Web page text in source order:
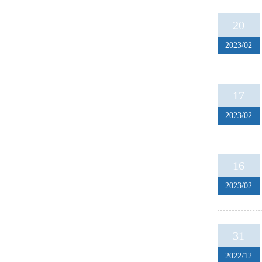
20
2023/02
17
2023/02
16
2023/02
31
2022/12